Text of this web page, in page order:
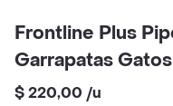
Frontline Plus
Garrapatas Gatos
$ 220,00 /u